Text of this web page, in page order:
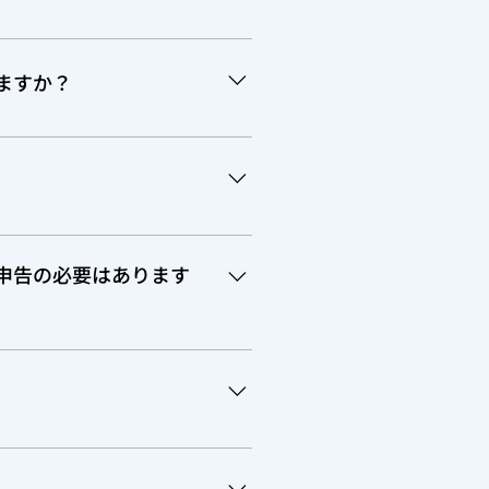
居住者のための支払調書を受
すか？
非居住者のための支払調書」
されました。 そして、BC州
T2202があり、お子さんのイ
ることが可能です。
告の必要はあります
です。 どちらも、インカムタ
のインカムから引くことがで